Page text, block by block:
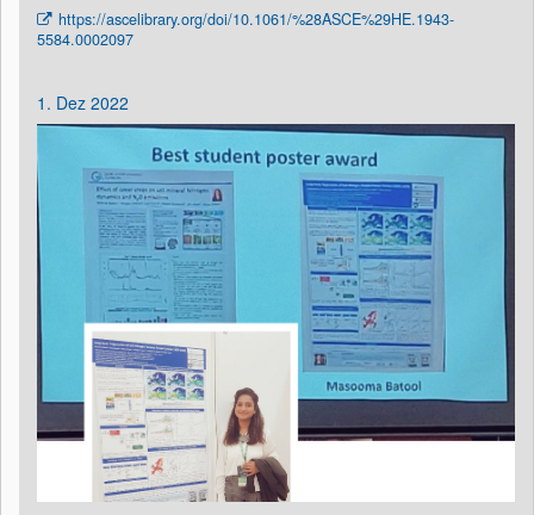
https://ascelibrary.org/doi/10.1061/%28ASCE%29HE.1943-
5584.0002097
1. Dez 2022